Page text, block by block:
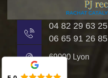
04 82 29 63 25
06 65 91 26 85
69000 Lyon